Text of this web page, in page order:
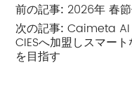
前の記事: 2026年 春
次の記事: Caimeta AI
CIESへ加盟しスマー
を目指す